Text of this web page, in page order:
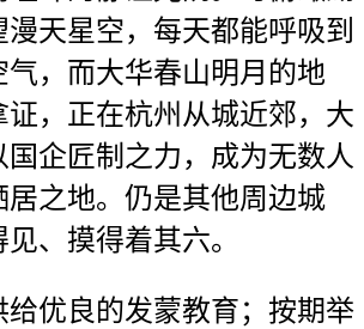
天星空，每天都能呼吸到
气，而大华春山明月的地
证，正在杭州从城近郊，大
国企匠制之力，成为无数人
居之地。仍是其他周边城
、摸得着其六。
优良的发蒙教育；按期举